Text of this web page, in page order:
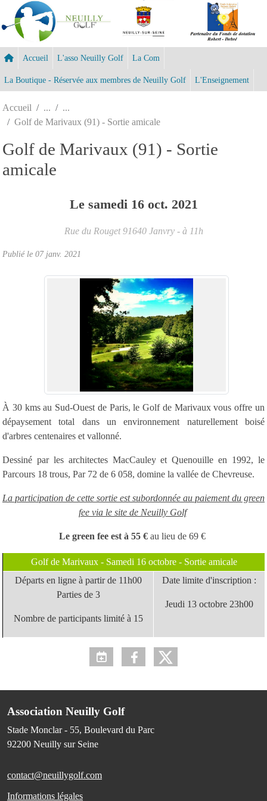
Accueil L'asso Neuilly Golf La Com
La Boutique - Réservée aux membres de Neuilly Golf L'Enseignement
Accueil
Golf de Marivaux (91) - Sortie amicale
Golf de Marivaux (91) - Sortie
amicale
Le samedi 16 oct. 2021
Rue du Rouget 91640 Janvry - à 11h
Publié le 07 janv. 2021
À 30 kms au Sud-Ouest de Paris, le Golf de Marivaux vous offre un
dépaysement total dans un environnement naturellement boisé
d'arbres centenaires et vallonné.
Dessiné par les architectes MacCauley et Quenouille en 1992, le
Parcours 18 trous, Par 72 de 6 058, domine la vallée de Chevreuse.
La participation de cette sortie est subordonnée au paiement du green
fee via le site de Neuilly Golf
Le green fee est à 55 € au lieu de 69 €
Golf de Marivaux - Samedi 16 octobre - Sortie amicale
Départs en ligne à partir de 11h00
Parties de 3
Nombre de participants limité à 15
Date limite d'inscription :
Jeudi 13 octobre 23h00
Association Neuilly Golf
Stade Monclar - 55, Boulevard du Parc
92200 Neuilly sur Seine
contact@neuillygolf.com
Informations légales
Panneau de gestion des cookies